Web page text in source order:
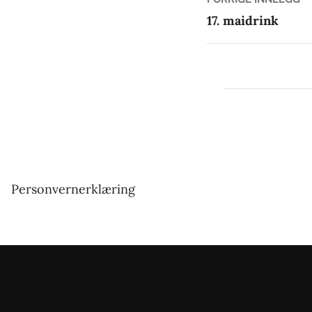
17. maidrink
Personvernerklæring